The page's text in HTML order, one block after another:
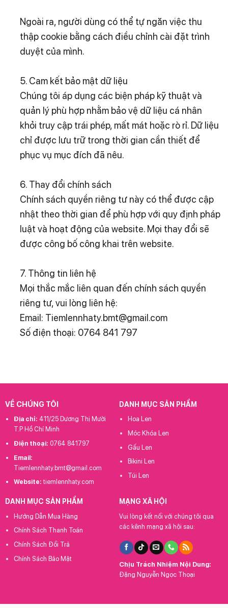
Ngoài ra, người dùng có thể tự ngăn việc thu
thập cookie bằng cách điều chỉnh cài đặt trình
duyệt của mình.
5. Cam kết bảo mật dữ liệu
Chúng tôi áp dụng các biện pháp kỹ thuật và
quản lý phù hợp nhằm bảo vệ dữ liệu cá nhân
khỏi truy cập trái phép, mất mát hoặc rò rỉ. Dữ liệu
chỉ được lưu trữ trong thời gian cần thiết để
phục vụ mục đích đã nêu.
6. Thay đổi chính sách
Chính sách quyền riêng tư này có thể được cập
nhật theo thời gian để phù hợp với quy định pháp
luật và hoạt động của website. Mọi thay đổi sẽ
được công bố công khai trên website.
7. Thông tin liên hệ
Mọi thắc mắc liên quan đến chính sách quyền
riêng tư, vui lòng liên hệ:
Email: Tiemlennhaty.bmt@gmail.com
Số điện thoại: 0764 841 797
VỀ CHÚNG TÔI
Địa chỉ: 411/25 Dương Thị Mười
T.P Hồ Chí Minh
Điện thoại: 0764 841797
Email:
Tiemlennhaty.bmt@gmail.com
Website: tiemlennhaty.com
DANH MỤC SẢN PHẨM
Hoa Len
Móc Khóa Len
Gấu Len
Bikini Len
Túi Len
DANH MỤC SẢN PHẨM
Hướng Dẫn Mua Hàng
Chính Sách Thanh Toán
Chính Sách Đổi Trả
Chính Sách Bảo Mật
MẠNG XÃ HỘI
Vui lòng kết nối với chúng tôi qua
các kênh mạng xã hội sau:
Chịu Trách Nhiệm Nội Dung:
Đặng Nguyễn Ngọc Thoại